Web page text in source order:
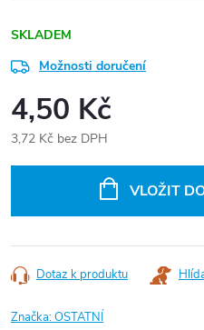
SKLADEM
Možnosti doručení
4,50 Kč
3,72 Kč bez DPH
VLOŽIT
Dotaz k produktu
Značka:OSTATNÍ